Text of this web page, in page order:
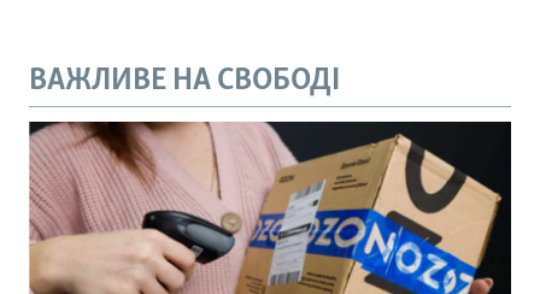
ВАЖЛИВЕ НА СВОБОДІ